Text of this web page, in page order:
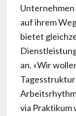
auf ihrem
bietet
an. «Wir
Tagesstruktur
via Praktikum